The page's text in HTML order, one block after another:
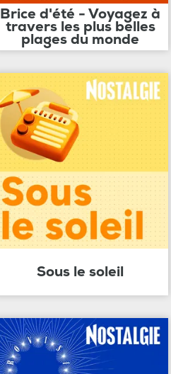
Brice d'été - Voyagez à
travers les plus belles
plages du monde
Sous le soleil